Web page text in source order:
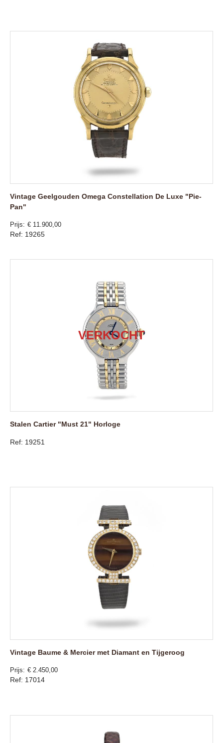
Vintage Geelgouden Omega Constellation De Luxe "Pie-
Pan"
Prijs € 11.900,00
Ref: 19265
Stalen Cartier "Must 21" Horloge
Ref: 19251
Vintage Baume & Mercier met Diamant en Tijgeroog
Prijs € 2.450,00
Ref: 17014